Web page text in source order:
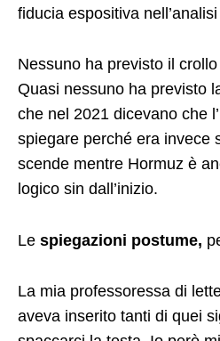
fiducia espositiva
Nessuno ha previsto il crollo
Quasi nessuno ha previsto
che nel 2021 dicevano che l’
spiegare perché era invece
scende mentre Hormuz è
logico sin dall’inizio.
Le spiegazioni postume,
La mia professoressa di
aveva inserito tanti di quei